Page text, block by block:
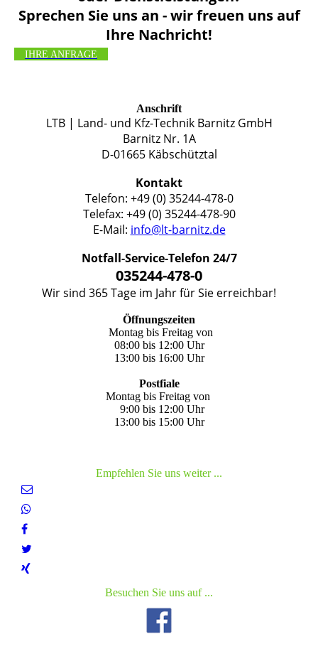
Sprechen Sie uns an - wir freuen uns auf
Ihre Nachricht!
IHRE ANFRAGE
Anschrift
LTB | Land- und Kfz-Technik Barnitz GmbH
Barnitz Nr. 1A
D-01665 Käbschütztal
Kontakt
Telefon: +49 (0) 35244-478-0
Telefax: +49 (0) 35244-478-90
E-Mail: info@lt-barnitz.de
Notfall-Service-Telefon 24/7
035244-478-0
Wir sind 365 Tage im Jahr für Sie erreichbar!
Öffnungszeiten
Montag bis Freitag von
08:00 bis 12:00 Uhr
13:00 bis 16:00 Uhr
Postfiale
Montag bis Freitag von
9:00 bis 12:00 Uhr
13:00 bis 15:00 Uhr
Empfehlen Sie uns weiter ...
Besuchen Sie uns auf ...